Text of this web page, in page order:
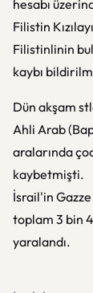
hesabı
Filistin
Filistinlinin
kaybı
Dün akşam
Ahli Arab
aralarında
kaybetmişti.
İsrail'in
toplam 3 bin
yaralandı.